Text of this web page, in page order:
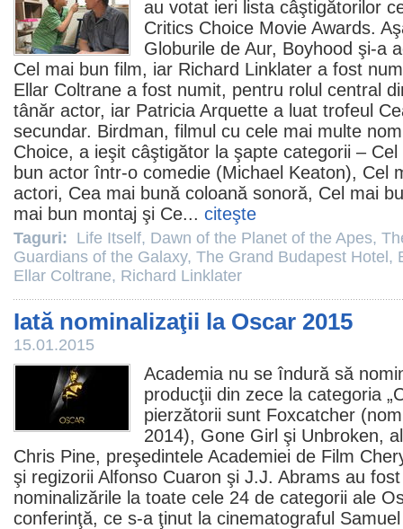
au votat ieri lista câştigătorilor
Critics Choice Movie Awards.
Globurile de Aur, Boyhood şi-a
Cel mai bun film, iar Richard Linklater a fost
Ellar Coltrane a fost numit, pentru rolul central
tânăr actor, iar Patricia Arquette a luat trofeul
secundar. Birdman, filmul cu cele mai multe
Choice, a ieşit câştigător la şapte categorii –
bun actor într-o comedie (Michael Keaton), Cel
actori, Cea mai bună coloană sonoră, Cel mai
mai bun montaj şi Ce... citeşte
Taguri: Life Itself, Dawn of the Planet of the Apes,
Guardians of the Galaxy, The Grand Budapest Hotel ,
Ellar Coltrane, Richard Linklater
Iată nominalizaţii la Oscar 2015
15.01.2015
Academia nu se îndură să
producţii din zece la categoria
pierzătorii sunt Foxcatcher
2014), Gone Girl şi Unbroken,
Chris Pine, preşedintele Academiei de Film
şi regizorii Alfonso Cuaron şi J.J. Abrams au
nominalizările la toate cele 24 de categorii ale
conferinţă, ce s-a ţinut la cinematograful